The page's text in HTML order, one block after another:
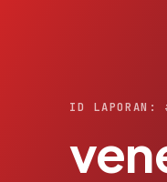
ID LAPORAN: